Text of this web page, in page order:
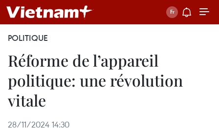
POLITIQUE
Réforme de l’appareil
politique: une révolution
vitale
28/11/2024 14:30